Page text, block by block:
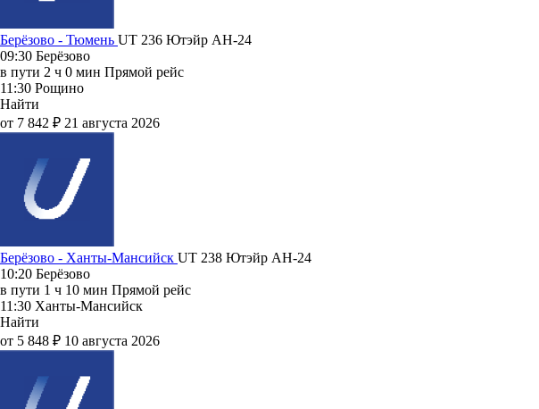
Берёзово - Тюмень UT 236 Ютэйр АН-24
09:30 Берёзово
в пути 2 ч 0 мин Прямой рейс
11:30 Рощино
Найти
от 7 842 ₽ 21 августа 2026
Берёзово - Ханты-Мансийск UT 238 Ютэйр АН-24
10:20 Берёзово
в пути 1 ч 10 мин Прямой рейс
11:30 Ханты-Мансийск
Найти
от 5 848 ₽ 10 августа 2026